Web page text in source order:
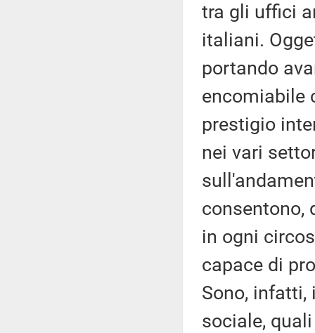
tra gli uffici
italiani.
portando
encomiabile
prestigio
nei vari
consentono,
in ogni
capace di
Sono,
sociale,